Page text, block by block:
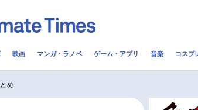
映画 マンガ・ラノベ ゲーム・アプリ 音楽 コスプ
め